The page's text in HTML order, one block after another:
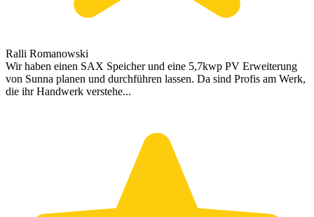
Ralli Romanowski
Wir haben einen SAX Speicher und eine 5,7kwp PV Erweiterung
von Sunna planen und durchführen lassen. Da sind Profis am Werk,
die ihr Handwerk verstehe...